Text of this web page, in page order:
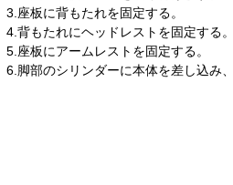
3.座板に背もたれを固定する。
4.背もたれにヘッドレストを固定する。
5.座板にアームレストを固定する。
6.脚部のシリンダーに本体を差し込み、